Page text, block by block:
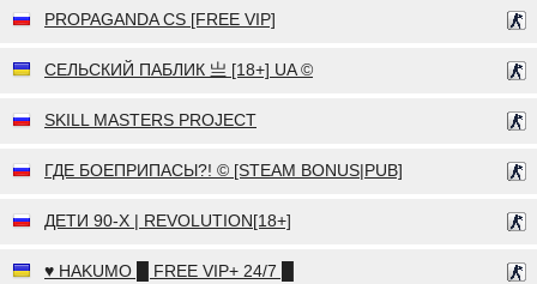
PROPAGANDA CS [FREE VIP]
СЕЛЬСКИЙ ПАБЛИК 亗 [18+] UA ©
SKILL MASTERS PROJECT
ГДЕ БОЕПРИПАСЫ?! © [STEAM BONUS|PUB]
ДЕТИ 90-X | REVOLUTION[18+]
♥ HAKUMO █ FREE VIP+ 24/7 █